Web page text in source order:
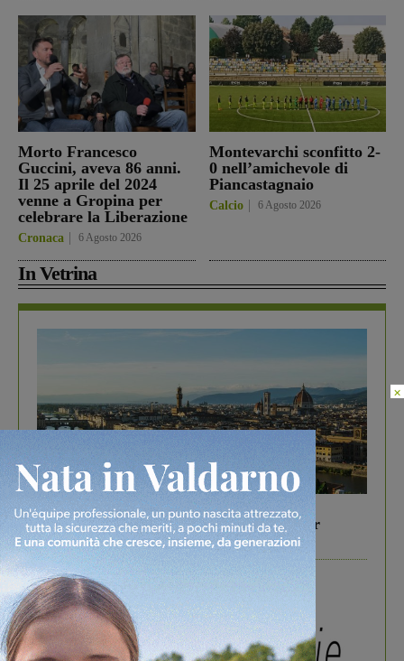
Morto Francesco
Guccini, aveva 86 anni.
Il 25 aprile del 2024
venne a Gropina per
celebrare la Liberazione
Cronaca 6 Agosto 2026
Montevarchi sconfitto 2-
0 nell’amichevole di
Piancastagnaio
Calcio 6 Agosto 2026
In Vetrina
In vetrina 6 Agosto 2026
Gita di famiglia a Firenze: 5 idee per far
divertire i tuoi figli
×